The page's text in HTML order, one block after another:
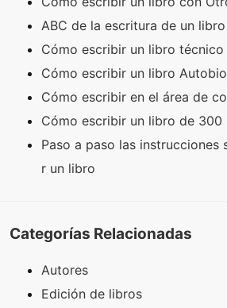
ABC de la escritura de un libro
Cómo escribir un libro técnico
Cómo escribir un libro
Cómo escribir en el área de
Cómo escribir un libro de 300
Paso a paso las instrucciones
r un libro
Categorías Relacionadas
Autores
Edición de libros